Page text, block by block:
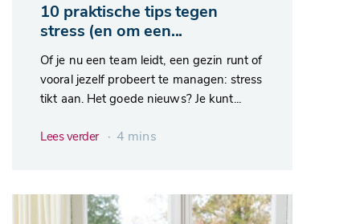
10 praktische tips tegen
stress (en om een...
Of je nu een team leidt, een gezin runt of
vooral jezelf probeert te managen: stress
tikt aan. Het goede nieuws? Je kunt...
Lees verder ∙ 4 mins